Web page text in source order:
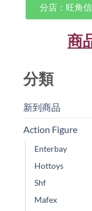
分店：旺角
商
分類
新到商品​
Action Figure
Enterbay
Hottoys
Shf
Mafex